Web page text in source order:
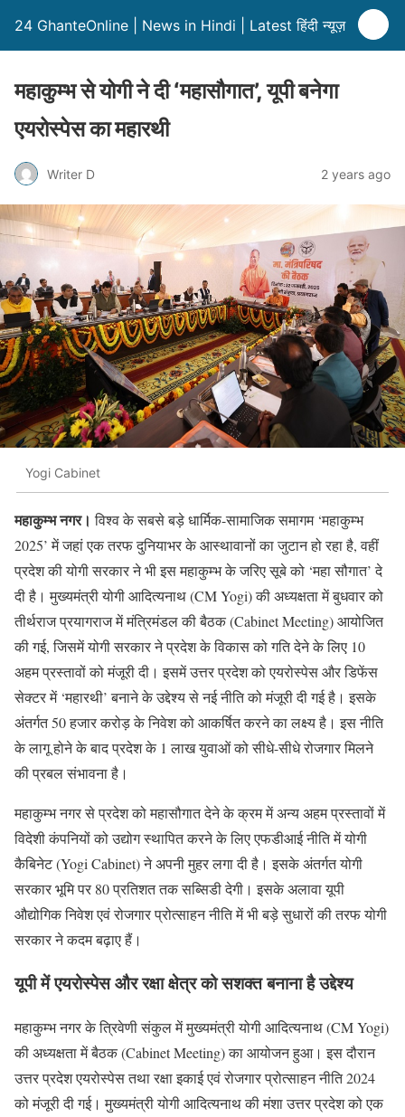
24 GhanteOnline | News in Hindi | Latest हिंदी न्यूज़
महाकुम्भ से योगी ने दी ‘महासौगात’, यूपी बनेगा
एयरोस्पेस का महारथी
Writer D 2 years ago
Yogi Cabinet
महाकुम्भ नगर। विश्व के सबसे बड़े धार्मिक-सामाजिक समागम ‘महाकुम्भ
2025’ में जहां एक तरफ दुनियाभर के आस्थावानों का जुटान हो रहा है, वहीं
प्रदेश की योगी सरकार ने भी इस महाकुम्भ के जरिए सूबे को ‘महा सौगात’ दे
दी है। मुख्यमंत्री योगी आदित्यनाथ (CM Yogi) की अध्यक्षता में बुधवार को
तीर्थराज प्रयागराज में मंत्रिमंडल की बैठक (Cabinet Meeting) आयोजित
की गई, जिसमें योगी सरकार ने प्रदेश के विकास को गति देने के लिए 10
अहम प्रस्तावों को मंजूरी दी। इसमें उत्तर प्रदेश को एयरोस्पेस और डिफेंस
सेक्टर में ‘महारथी’ बनाने के उद्देश्य से नई नीति को मंजूरी दी गई है। इसके
अंतर्गत 50 हजार करोड़ के निवेश को आकर्षित करने का लक्ष्य है। इस नीति
के लागू होने के बाद प्रदेश के 1 लाख युवाओं को सीधे-सीधे रोजगार मिलने
की प्रबल संभावना है।
महाकुम्भ नगर से प्रदेश को महासौगात देने के क्रम में अन्य अहम प्रस्तावों में
विदेशी कंपनियों को उद्योग स्थापित करने के लिए एफडीआई नीति में योगी
कैबिनेट (Yogi Cabinet) ने अपनी मुहर लगा दी है। इसके अंतर्गत योगी
सरकार भूमि पर 80 प्रतिशत तक सब्सिडी देगी। इसके अलावा यूपी
औद्योगिक निवेश एवं रोजगार प्रोत्साहन नीति में भी बड़े सुधारों की तरफ योगी
सरकार ने कदम बढ़ाए हैं।
यूपी में एयरोस्पेस और रक्षा क्षेत्र को सशक्त बनाना है उद्देश्य
महाकुम्भ नगर के त्रिवेणी संकुल में मुख्यमंत्री योगी आदित्यनाथ (CM Yogi)
की अध्यक्षता में बैठक (Cabinet Meeting) का आयोजन हुआ। इस दौरान
उत्तर प्रदेश एयरोस्पेस तथा रक्षा इकाई एवं रोजगार प्रोत्साहन नीति 2024
को मंजूरी दी गई। मुख्यमंत्री योगी आदित्यनाथ की मंशा उत्तर प्रदेश को एक